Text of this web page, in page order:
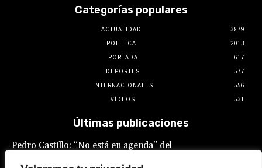
Categorías populares
ACTUALIDAD
3879
POLITICA
2013
PORTADA
617
DEPORTES
577
INTERNACIONALES
556
VÍDEOS
531
Últimas publicaciones
Pedro Castillo: “No está en agenda” del
Luis Galarreta